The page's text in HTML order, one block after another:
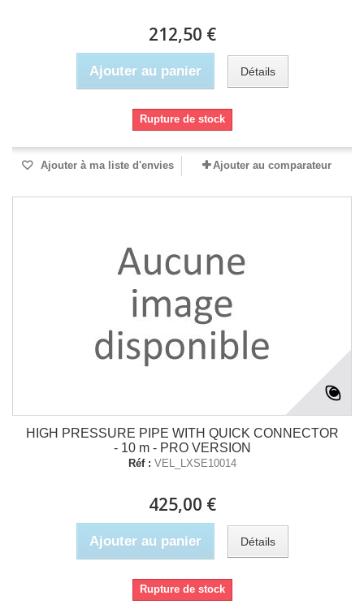
212,50 €
Ajouter au panier Détails
Rupture de stock
Ajouter à ma liste d'envies Ajouter au comparateur
HIGH PRESSURE PIPE WITH QUICK CONNECTOR
- 10 m - PRO VERSION
Réf : VEL_LXSE10014
425,00 €
Ajouter au panier Détails
Rupture de stock